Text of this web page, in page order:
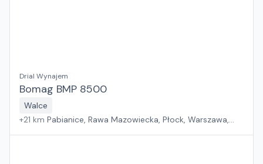
Drial Wynajem
Bomag BMP 8500
Walce
+21 km Pabianice, Rawa Mazowiecka, Płock, Warszawa,